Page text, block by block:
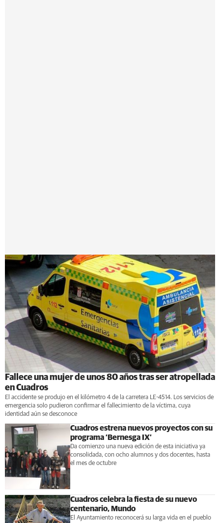
Fallece una mujer de unos 80 años tras ser atropellada
en Cuadros
El accidente se produjo en el kilómetro 4 de la carretera LE-4514. Los servicios de
emergencia solo pudieron confirmar el fallecimiento de la víctima, cuya
identidad aún se desconoce
Cuadros estrena nuevos proyectos con su
programa ‘Bernesga IX’
Da comienzo una nueva edición de esta iniciativa ya
consolidada, con ocho alumnos y dos docentes, hasta
el mes de octubre
Cuadros celebra la fiesta de su nuevo
centenario, Mundo
El Ayuntamiento reconocerá su larga vida en el pueblo